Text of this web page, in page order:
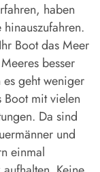
haben
Boot das Meer
besser
geht weniger
Boot mit vielen
Da sind
und
einmal